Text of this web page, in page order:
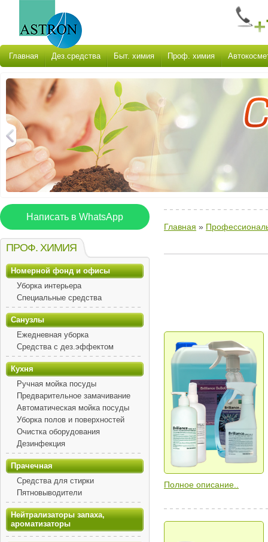
Главная Дез.средства Быт. химия Проф. химия
Главная »
Полное описание..
Написать в WhatsApp
ПРОФ. ХИМИЯ
Номерной фонд и офисы
Уборка интерьера
Специальные средства
Санузлы
Ежедневная уборка
Средства с дез.эффектом
Кухня
Ручная мойка посуды
Предварительное замачивание
Автоматическая мойка посуды
Уборка полов и поверхностей
Очистка оборудования
Дезинфекция
Прачечная
Средства для стирки
Пятновыводители
Нейтрализаторы запаха,
ароматизаторы